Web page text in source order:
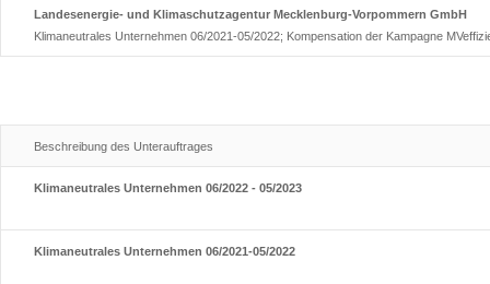
Landesenergie- und Klimaschutzagentur Mecklenburg-Vorpommern GmbH
Klimaneutrales Unternehmen 06/2021-05/2022; Kompensation der Kampagne
Beschreibung des Unterauftrages
Klimaneutrales Unternehmen 06/2022 - 05/2023
Klimaneutrales Unternehmen 06/2021-05/2022